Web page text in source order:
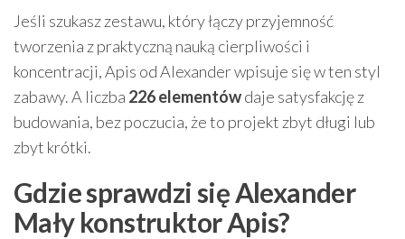
Jeśli szukasz zestawu, który łączy przyjemność
tworzenia z praktyczną nauką cierpliwości i
koncentracji, Apis od Alexander wpisuje się w ten styl
zabawy. A liczba 226 elementówdaje satysfakcję z
budowania, bez poczucia, że to projekt zbyt długi lub
zbyt krótki.
Gdzie sprawdzi się Alexander
Mały konstruktor Apis?